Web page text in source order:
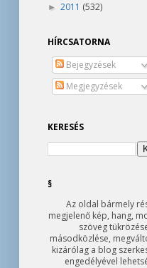
► 2011 (532)
HÍRCSATORNA
Bejegyzések
Megjegyzések
KERESÉS
§
Az oldal bármely
megjelenő kép, hang,
szöveg
másodközlése,
kizárólag a blog
engedélyével